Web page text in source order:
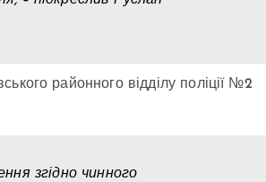
районного відділу поліції №2
згідно чинного